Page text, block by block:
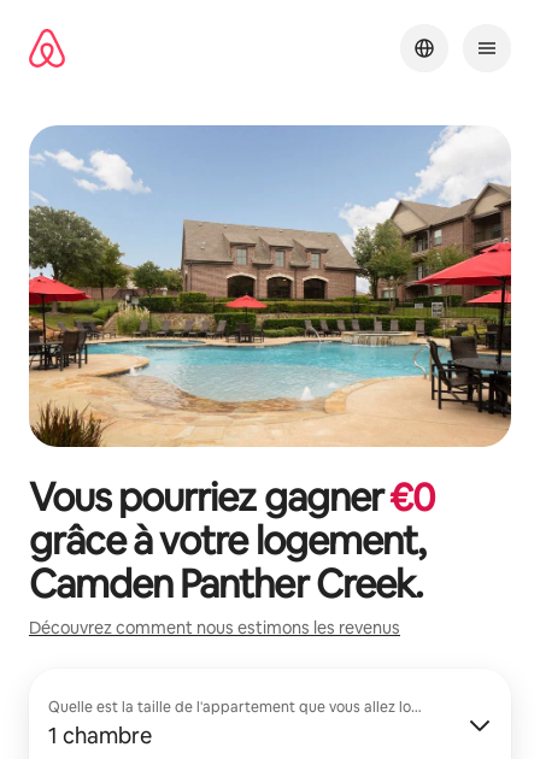
directement
Vous pourriez gagner€0
grâce à votre logement,
Camden Panther Creek.
Découvrez comment nous estimons les revenus
Quelle est la taille de l'appartement que vous allez louer ?
1 chambre